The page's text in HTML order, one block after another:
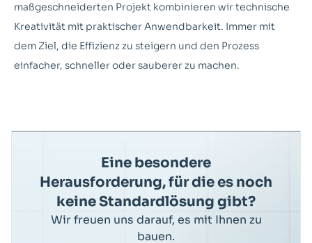
maßgeschneiderten Projekt kombinieren wir technische
Kreativität mit praktischer Anwendbarkeit. Immer mit
dem Ziel, die Effizienz zu steigern und den Prozess
einfacher, schneller oder sauberer zu machen.
Eine besondere
Herausforderung, für die es noch
keine Standardlösung gibt?
Wir freuen uns darauf, es mit Ihnen zu
bauen.